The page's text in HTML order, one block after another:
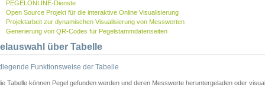
PEGELONLINE-Dienste
Open Source Projekt für die interaktive Online Visualisierung
Projektarbeit zur dynamischen Visualisierung von Messwerten
Generierung von QR-Codes für Pegelstammdatenseiten
über Tabelle
Funktionsweise der Tabelle
Tabelle können Pegel gefunden werden und deren Messwerte heruntergeladen oder